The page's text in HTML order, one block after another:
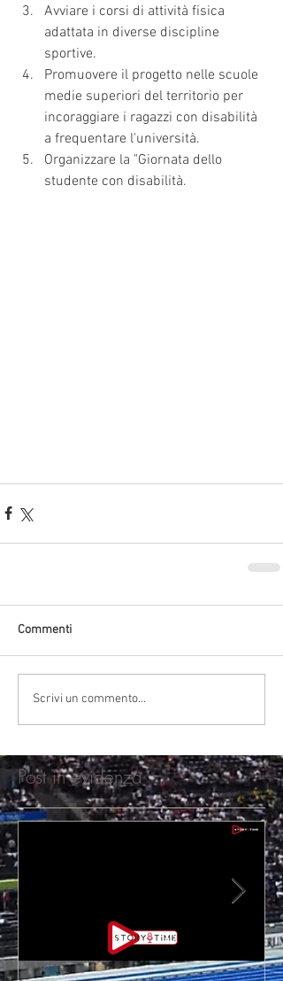
Avviare i corsi di attività fisica
adattata in diverse discipline
sportive.
Promuovere il progetto nelle scuole
medie superiori del territorio per
incoraggiare i ragazzi con disabilità
a frequentare l'università.
Organizzare la "Giornata dello
studente con disabilità.
Commenti
Scrivi un commento...
Post in evidenza